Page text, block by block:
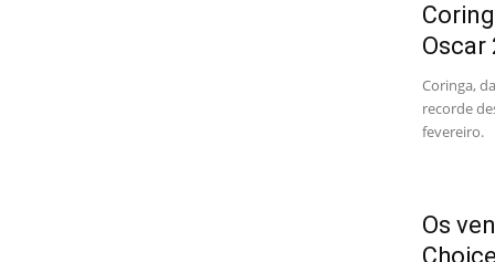
Oscar
Coringa,
recorde
fevereiro.
Os